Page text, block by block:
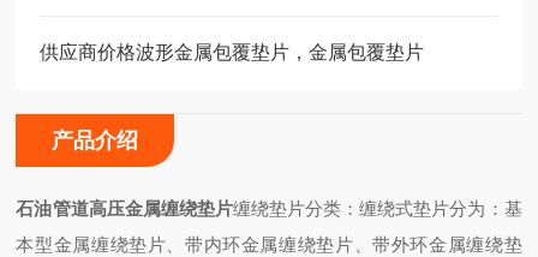
供应商价格波形金属包覆垫片，金属包覆垫片
产品介绍
石油管道高压金属缠绕垫片缠绕垫片分类：缠绕式垫片分为：基
本型金属缠绕垫片、带内环金属缠绕垫片、带外环金属缠绕垫